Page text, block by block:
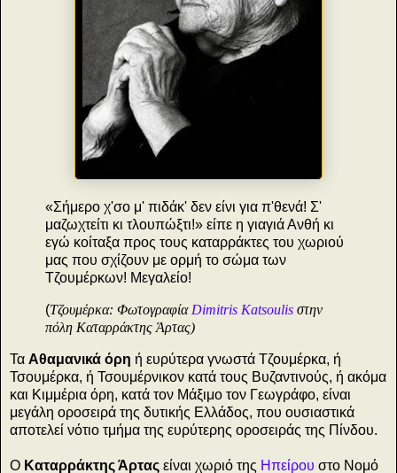
«Σήμερο χ'σο μ' πιδάκ' δεν είνι για π'θενά! Σ'
μαζωχτείτι κι τλουπώξτι!» είπε η γιαγιά Ανθή κι
εγώ κοίταξα προς τους καταρράκτες του χωριού
μας που σχίζουν με ορμή το σώμα των
Τζουμέρκων! Μεγαλείο!
(Τζουμέρκα: Φωτογραφία Dimitris Katsoulis στην
πόλη Καταρράκτης Άρτας)
Τα Αθαμανικά όρη ή ευρύτερα γνωστά Τζουμέρκα, ή
Τσουμέρκα, ή Τσουμέρνικον κατά τους Βυζαντινούς, ή ακόμα
και Κιμμέρια όρη, κατά τον Μάξιμο τον Γεωγράφο, είναι
μεγάλη οροσειρά της δυτικής Ελλάδος, που ουσιαστικά
αποτελεί νότιο τμήμα της ευρύτερης οροσειράς της Πίνδου.
Ο Καταρράκτης Άρτας είναι χωριό της Ηπείρου στο Νομό